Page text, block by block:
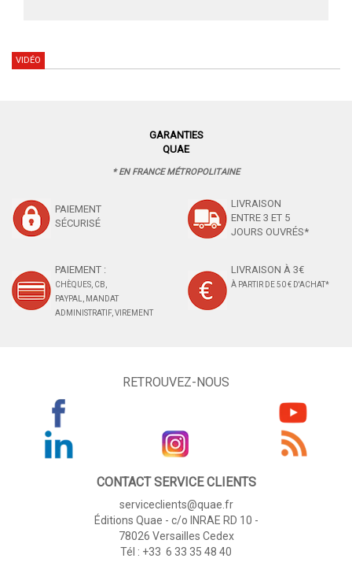
VIDÉO
GARANTIES
QUAE
* EN FRANCE MÉTROPOLITAINE
PAIEMENT
SÉCURISÉ
LIVRAISON
ENTRE 3 ET 5
JOURS OUVRÉS*
PAIEMENT :
CHÈQUES, CB,
PAYPAL, MANDAT
ADMINISTRATIF, VIREMENT
LIVRAISON À 3€
À PARTIR DE 50 € D'ACHAT*
RETROUVEZ-NOUS
CONTACT SERVICE CLIENTS
serviceclients@quae.fr
Éditions Quae - c/o INRAE RD 10 -
78026 Versailles Cedex
Tél : +33 6 33 35 48 40